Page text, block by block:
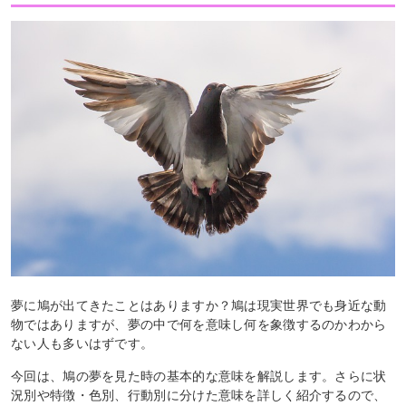
夢に鳩が出てきたことはありますか？鳩は現実世界でも身近な動
物ではありますが、夢の中で何を意味し何を象徴するのかわから
ない人も多いはずです。
今回は、鳩の夢を見た時の基本的な意味を解説します。さらに状
況別や特徴・色別、行動別に分けた意味を詳しく紹介するので、